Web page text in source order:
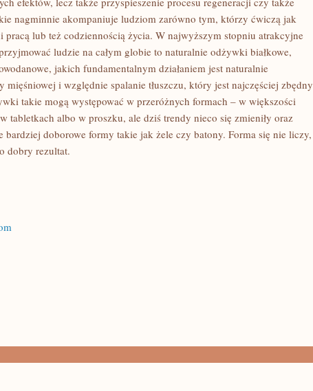
nagminnie akompaniuje ludziom zarówno tym, którzy ćwiczą jak
pracą lub też codziennością życia. W najwyższym stopniu atrakcyjne
ludzie na całym globie to naturalnie odżywki białkowe,
jakich fundamentalnym działaniem jest naturalnie
mięśniowej i względnie spalanie tłuszczu, który jest najczęściej zbędny
takie mogą występować w przeróżnych formach – w większości
tabletkach albo w proszku, ale dziś trendy nieco się zmieniły oraz
bardziej doborowe formy takie jak żele czy batony. Forma się nie liczy,
dobry rezultat.